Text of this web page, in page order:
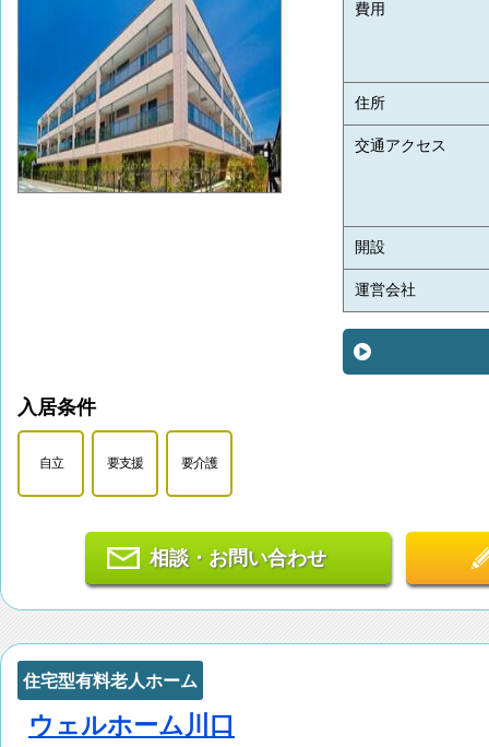
費用
住所
交通アクセス
開設
運営会社
入居条件
自立 要支援 要介護
相談・お問い合わせ
住宅型有料老人ホーム
ウェルホーム川口